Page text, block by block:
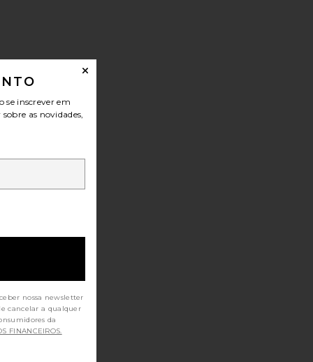
se inscrever em
as novidades,
nossa newsletter
cancelar a qualquer
FINANCEIROS.